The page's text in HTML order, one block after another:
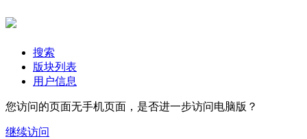
搜索
版块列表
用户信息
您访问的页面无手机页面，是否进一步访问电脑版？
继续访问